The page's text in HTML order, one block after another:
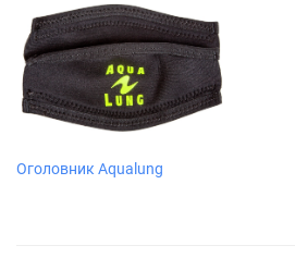
Оголовник Aqualung